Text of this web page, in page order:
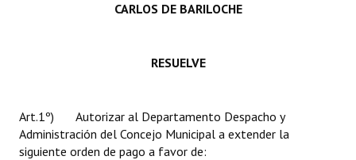
Premio al Mérito - Registro
Audiencias Públicas - Registro
CARLOS DE BARILOCHE
RESUELVE
Art.1º) Autorizar al Departamento Despacho y
Administración del Concejo Municipal a extender la
siguiente orden de pago a favor de: